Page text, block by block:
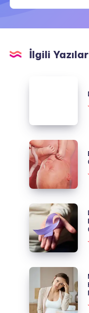
İlgili Yazılar
Bebekler
Anne
Karnında
Tatları
Öğreniyor
Lupus
Gebelik:
Riskler,
Beslenme,
Egzersiz
Dikkat
Edilmesi
Migreni
Kadınlar
Gebelik